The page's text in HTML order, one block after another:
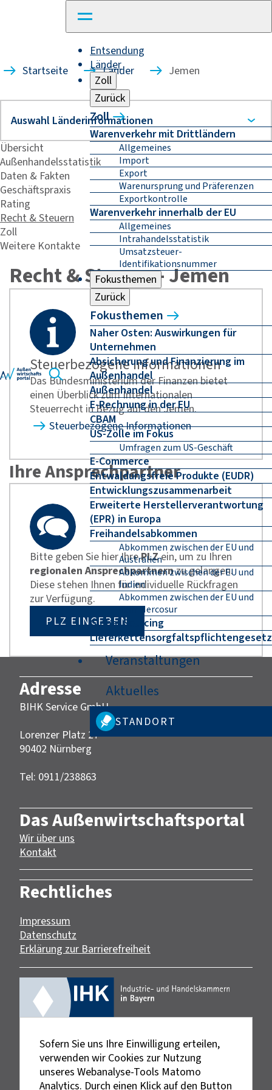
Entsendung
Länder
Zoll
Zurück
Zoll
Warenverkehr mit Drittländern
Allgemeines
Import
Export
Warenursprung und Präferenzen
Exportkontrolle
Warenverkehr innerhalb der EU
Allgemeines
Intrahandelsstatistik
Umsatzsteuer-
Identifikationsnummer
Fokusthemen
Zurück
Fokusthemen
Naher Osten: Auswirkungen für
Unternehmen
Absicherung und Finanzierung im
Außenhandel
Außenhandel
E-Rechnung in der EU
CBAM
US-Zölle im Fokus
Umfragen zum US-Geschäft
E-Commerce
Entwaldungsfreie Produkte (EUDR)
Entwicklungszusammenarbeit
Erweiterte Herstellerverantwortung
(EPR) in Europa
Freihandelsabkommen
Abkommen zwischen der EU und
Australien
Abkommen zwischen der EU und
Indien
Abkommen zwischen der EU und
dem Mercosur
Global Sourcing
Lieferkettensorgfaltspflichtengesetz
Veranstaltungen
Aktuelles
STANDORT
Startseite Länder Jemen
Übersicht
Außenhandelsstatistik
Daten & Fakten
Geschäftspraxis
Rating
Recht & Steuern
Zoll
Weitere Kontakte
Recht & Steuern - Jemen
Steuerbezogene Informationen
Das Bundesministerium der Finanzen bietet
einen Überblick zum Internationalen
Steuerrecht in Bezug auf den Jemen.
Steuerbezogene Informationen
Ihre Ansprechpartner
Bitte geben Sie hier IhrePLZein, um zu Ihren
regionalen Ansprechpartnernzu gelangen.
Diese stehen Ihnen für individuelle Rückfragen
zur Verfügung.
PLZ EINGEBEN
Adresse
BIHK Service GmbH
Lorenzer Platz 27
90402 Nürnberg‎‎
Tel: 0911/238863
Das Außenwirtschaftsportal
Wir über uns
Kontakt
Rechtliches
Impressum
Datenschutz
Erklärung zur Barrierefreiheit
Sofern Sie uns Ihre Einwilligung erteilen,
verwenden wir Cookies zur Nutzung
unseres Webanalyse-Tools Matomo
Analytics. Durch einen Klick auf den Button